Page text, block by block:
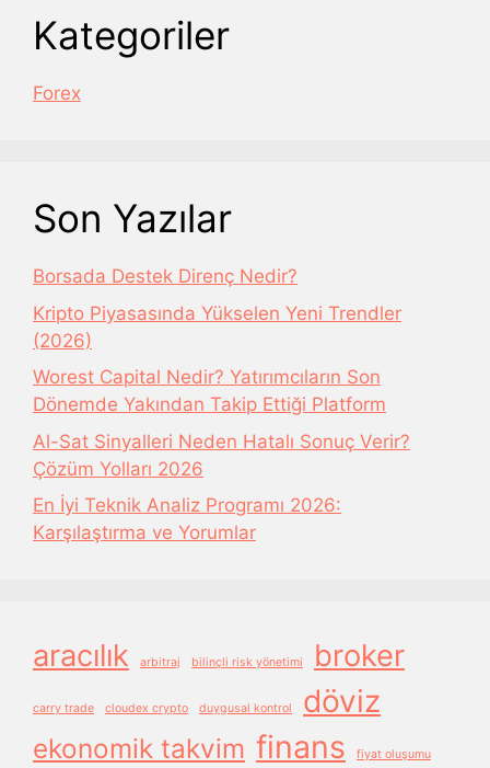
Kategoriler
Forex
Son Yazılar
Borsada Destek Direnç Nedir?
Kripto Piyasasında Yükselen Yeni Trendler
(2026)
Worest Capital Nedir? Yatırımcıların Son
Dönemde Yakından Takip Ettiği Platform
Al-Sat Sinyalleri Neden Hatalı Sonuç Verir?
Çözüm Yolları 2026
En İyi Teknik Analiz Programı 2026:
Karşılaştırma ve Yorumlar
aracılık arbitraj bilinçli risk yönetimi broker
carry trade cloudex crypto duygusal kontrol döviz
ekonomik takvim finans fiyat oluşumu